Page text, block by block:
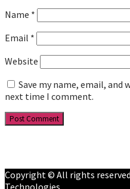
Name *
Email *
Website
Save my name, email,
next time I comment.
Copyright © All rights